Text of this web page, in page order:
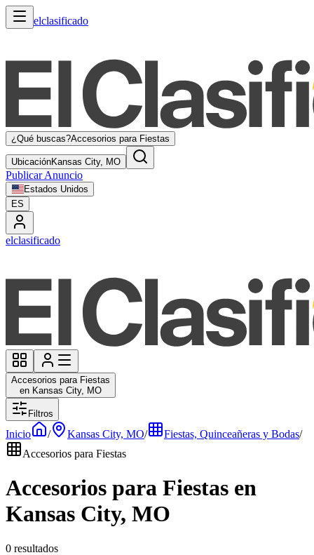
elclasificado
¿Qué buscas?Accesorios para Fiestas
UbicaciónKansas City, MO
Publicar Anuncio
Estados Unidos
ES
elclasificado
Accesorios para Fiestas
en Kansas City, MO
Filtros
Inicio / Kansas City, MO/ Fiestas, Quinceañeras y Bodas/
Accesorios para Fiestas
Accesorios para Fiestas en
Kansas City, MO
0 resultados